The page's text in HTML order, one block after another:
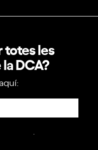
totes les
DCA?
privacitat.